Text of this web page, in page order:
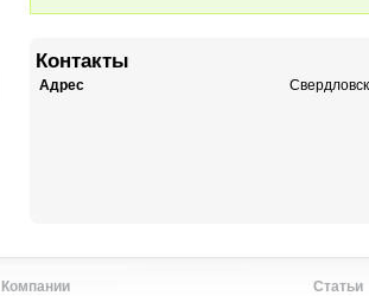
Контакты
Адрес
Компании
Статьи